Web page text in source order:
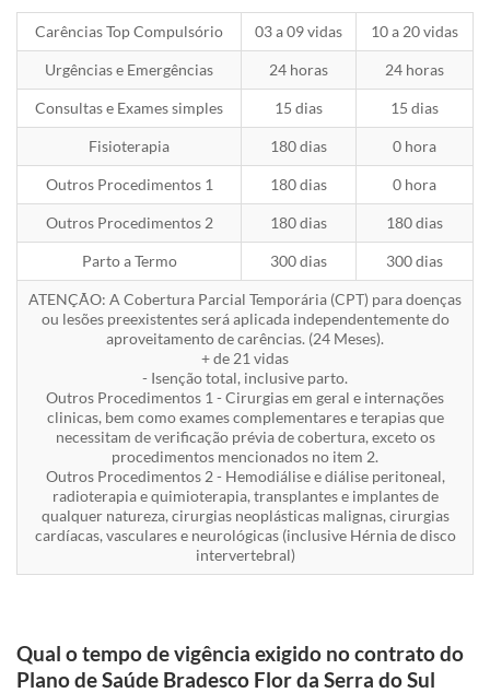
Carências Top Compulsório 03 a 09 vidas 10 a 20 vidas
Urgências e Emergências 24 horas 24 horas
Consultas e Exames simples 15 dias 15 dias
Fisioterapia 180 dias 0 hora
Outros Procedimentos 1 180 dias 0 hora
Outros Procedimentos 2 180 dias 180 dias
Parto a Termo 300 dias 300 dias
ATENÇÃO: A Cobertura Parcial Temporária (CPT) para doenças
ou lesões preexistentes será aplicada independentemente do
aproveitamento de carências. (24 Meses).
+ de 21 vidas
- Isenção total, inclusive parto.
Outros Procedimentos 1 - Cirurgias em geral e internações
clinicas, bem como exames complementares e terapias que
necessitam de verificação prévia de cobertura, exceto os
procedimentos mencionados no item 2.
Outros Procedimentos 2 - Hemodiálise e diálise peritoneal,
radioterapia e quimioterapia, transplantes e implantes de
qualquer natureza, cirurgias neoplásticas malignas, cirurgias
cardíacas, vasculares e neurológicas (inclusive Hérnia de disco
intervertebral)
Qual o tempo de vigência exigido no contrato do
Plano de Saúde Bradesco Flor da Serra do Sul